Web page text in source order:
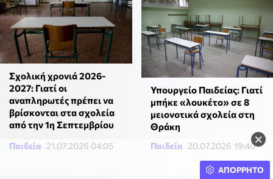
×
Σχολική χρονιά 2026-
2027: Γιατί οι
αναπληρωτές πρέπει να
βρίσκονται στα σχολεία
από την 1η Σεπτεμβρίου
Παιδεία 21.07.2026 04:05
Υπουργείο Παιδείας: Γιατί
μπήκε «λουκέτο» σε 8
μειονοτικά σχολεία στη
Θράκη
Παιδεία 20.07.2026 19:40
ΑΠΟΡΡΗΤΟ